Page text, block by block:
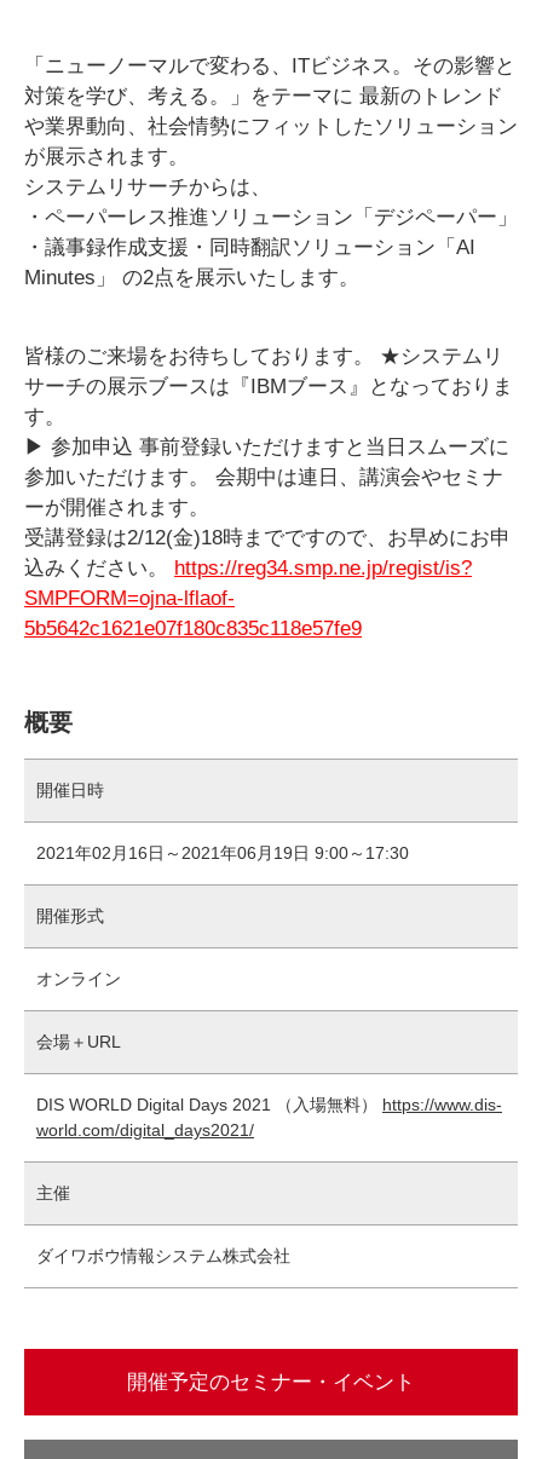
「ニューノーマルで変わる、ITビジネス。その影響と
対策を学び、考える。」をテーマに 最新のトレンド
や業界動向、社会情勢にフィットしたソリューション
が展示されます。
システムリサーチからは、
・ペーパーレス推進ソリューション「デジペーパー」
・議事録作成支援・同時翻訳ソリューション「AI
Minutes」 の2点を展示いたします。
皆様のご来場をお待ちしております。 ★システムリ
サーチの展示ブースは『IBMブース』となっておりま
す。
▶ 参加申込 事前登録いただけますと当日スムーズに
参加いただけます。 会期中は連日、講演会やセミナ
ーが開催されます。
受講登録は2/12(金)18時までですので、お早めにお申
込みください。 https://reg34.smp.ne.jp/regist/is?
SMPFORM=ojna-lflaof-
5b5642c1621e07f180c835c118e57fe9
概要
開催日時
2021年02月16日～2021年06月19日 9:00～17:30
開催形式
オンライン
会場＋URL
DIS WORLD Digital Days 2021 （入場無料） https://www.dis-
world.com/digital_days2021/
主催
ダイワボウ情報システム株式会社
開催予定のセミナー・イベント